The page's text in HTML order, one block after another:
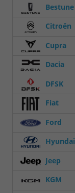
Bestune
Citroën
Cupra
Dacia
DFSK
Fiat
Ford
Hyundai
Jeep
KGM